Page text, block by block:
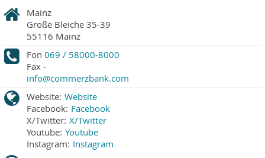
Mainz
Große Bleiche 35-39
55116 Mainz
Fon 069 / 58000-8000
Fax -
info@commerzbank.com
Website: Website
Facebook: Facebook
X/Twitter: X/Twitter
Youtube: Youtube
Instagram: Instagram